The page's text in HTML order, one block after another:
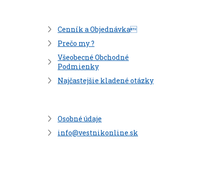
Cenník a Objednávka
Prečo my ?
Všeobecné Obchodné
Podmienky
Najčastejšie kladené otázky
Osobné údaje
info@vestnikonline.sk